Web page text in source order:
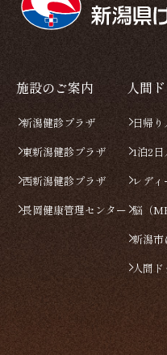
施設のご案内
新潟健診プラザ
東新潟健診プラザ
西新潟健診プラザ
長岡健康管理センター
人間
日帰り
1泊2日
レディ
脳（
新潟市
人間ド